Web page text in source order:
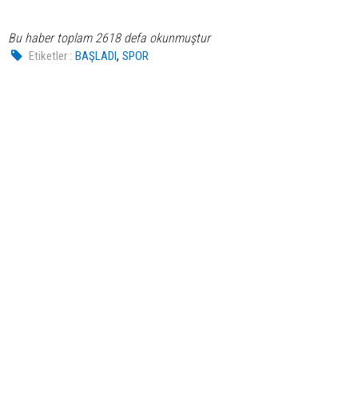
Bu haber toplam 2618 defa okunmuştur
Etiketler : BAŞLADI,SPOR